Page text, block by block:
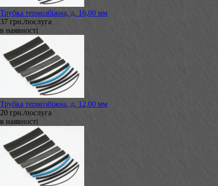
Трубка термозбіжна, д. 16,00 мм
37 грн./послуга
в наявності
Трубка термозбіжна, д. 12,00 мм
20 грн./послуга
в наявності